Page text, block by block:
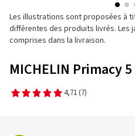
Les illustrations sont proposées à
différentes des produits livrés. Les
comprises dans la livraison.
MICHELIN Primacy
4,71 (7)